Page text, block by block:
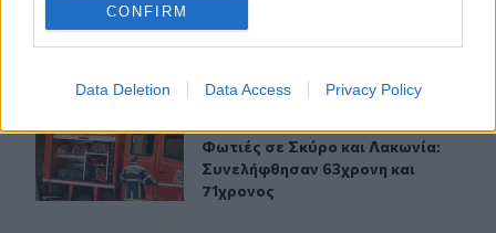
CONFIRM
Data Deletion Data Access Privacy Policy
τραυμάτισε ναυτικό
Φωτιές σε Σκύρο και Λακωνία: Συνελήφθησαν 63χρονη
ΕΛΛAΔΑ 23:09
Φωτιές σε Σκύρο και Λακωνία:
Φωτιές σε Σκύρο και Λακωνία:
Συνελήφθησαν 63χρονη και
71χρονος